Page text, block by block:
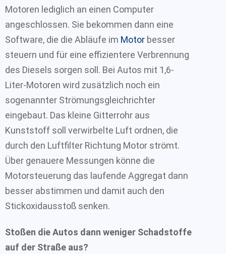
Motoren lediglich an einen Computer
angeschlossen. Sie bekommen dann eine
Software, die die Abläufe im Motor besser
steuern und für eine effizientere Verbrennung
des Diesels sorgen soll. Bei Autos mit 1,6-
Liter-Motoren wird zusätzlich noch ein
sogenannter Strömungsgleichrichter
eingebaut. Das kleine Gitterrohr aus
Kunststoff soll verwirbelte Luft ordnen, die
durch den Luftfilter Richtung Motor strömt.
Über genauere Messungen könne die
Motorsteuerung das laufende Aggregat dann
besser abstimmen und damit auch den
Stickoxidausstoß senken.
Stoßen die Autos dann weniger Schadstoffe
auf der Straße aus?